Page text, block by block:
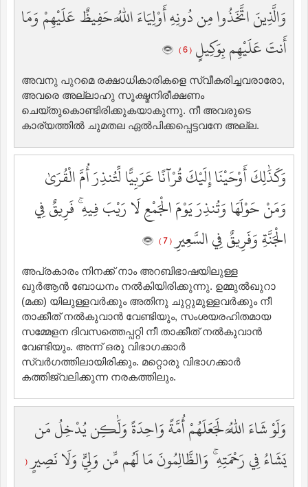
وَالَّذِينَ اتَّخَذُوا مِن دُونِهِ أَوْلِيَاءَ اللَّهُ حَفِيظٌ عَلَيْهِمْ وَمَا
أَنتَ عَلَيْهِم بِوَكِيلٍ ( 6 )
അവനു പുറമെ രക്ഷാധികാരികളെ സ്വീകരിച്ചവരാരോ,
അവരെ അല്ലാഹു സൂക്ഷ്മനിരീക്ഷണം
ചെയ്തുകൊണ്ടിരിക്കുകയാകുന്നു. നീ അവരുടെ
കാര്യത്തില്‍ ചുമതല ഏല്‍പിക്കപ്പെട്ടവനേ അല്ല.
وَكَذَٰلِكَ أَوْحَيْنَا إِلَيْكَ قُرْآنًا عَرَبِيًّا لِّتُنذِرَ أُمَّ الْقُرَىٰ
وَمَنْ حَوْلَهَا وَتُنذِرَ يَوْمَ الْجَمْعِ لَا رَيْبَ فِيهِ ۚ فَرِيقٌ فِي
الْجَنَّةِ وَفَرِيقٌ فِي السَّعِيرِ( 7 )
അപ്രകാരം നിനക്ക് നാം അറബിഭാഷയിലുള്ള
ഖുര്‍ആന്‍ ബോധനം നല്‍കിയിരിക്കുന്നു. ഉമ്മുല്‍ഖുറാ
(മക്ക) യിലുള്ളവര്‍ക്കും അതിനു ചുറ്റുമുള്ളവര്‍ക്കും നീ
താക്കീത് നല്‍കുവാന്‍ വേണ്ടിയും, സംശയരഹിതമായ
സമ്മേളന ദിവസത്തെപ്പറ്റി നീ താക്കീത് നല്‍കുവാന്‍
വേണ്ടിയും. അന്ന് ഒരു വിഭാഗക്കാര്‍
സ്വര്‍ഗത്തിലായിരിക്കും. മറ്റൊരു വിഭാഗക്കാര്‍
കത്തിജ്വലിക്കുന്ന നരകത്തിലും.
وَلَوْ شَاءَ اللَّهُ لَجَعَلَهُمْ أُمَّةً وَاحِدَةً وَلَٰكِن يُدْخِلُ مَن
يَشَاءُ فِي رَحْمَتِهِ ۚ وَالظَّالِمُونَ مَا لَهُم مِّن وَلِيٍّ وَلَا نَصِيرٍ(